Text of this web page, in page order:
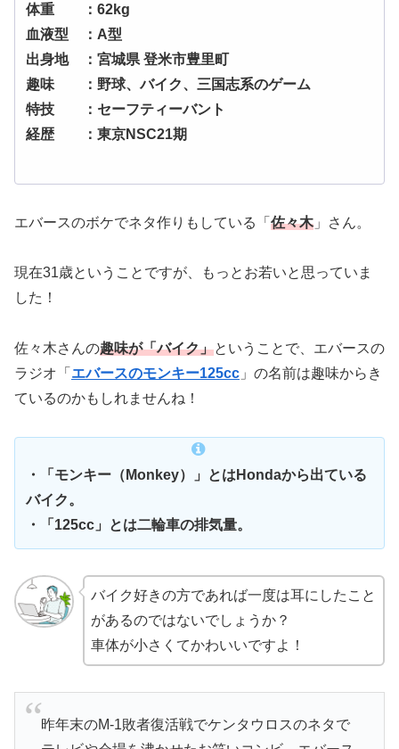
体重 ：62kg
血液型 ：A型
出身地 ：宮城県 登米市豊里町
趣味 ：野球、バイク、三国志系のゲーム
特技 ：セーフティーバント
経歴 ：東京NSC21期
エバースのボケでネタ作りもしている「 佐々木」さん。
現在31歳ということですが、もっとお若いと思っていま
した！
佐々木さんの趣味が「バイク」ということで、エバースの
ラジオ「 エバースのモンキー125cc 」の名前は趣味からき
ているのかもしれませんね！
・「モンキー（Monkey）」とはHondaから出ている
バイク。
・「125cc」とは二輪車の排気量。
バイク好きの方であれば一度は耳にしたこと
があるのではないでしょうか？
車体が小さくてかわいいですよ！
昨年末のM-1敗者復活戦でケンタウロスのネタで